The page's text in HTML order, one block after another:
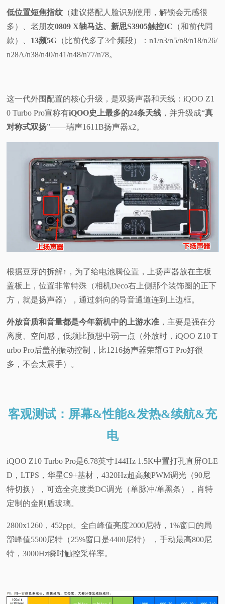
低位置短焦指纹 （建议搭配人脸识别使用，解锁会无感很
多）、老朋友0809 X轴马达、新思S3905触控IC （和前代同
款）、 13频5G （比前代多了3个频段）：n1/n3/n5/n8/n18/n26/
n28A/n38/n40/n41/n48/n77/n78。
这一代外围配置的核心升级，是双扬声器和天线：iQOO Z1
0 Turbo Pro宣称有iQOO史上最多的24条天线 ，并升级成“真
对称式双扬”——瑞声1611B扬声器x2。
根据豆芽的拆解↑，为了给电池腾位置，上扬声器放在主板
盖板上，位置非常特殊（相机Deco右上侧那个装饰圈的正下
方，就是扬声器），通过斜向的导音通道连到上边框。
外放音质和音量都是今年新机中的上游水准 ，主要是强在分
离度、空间感，低频比预想中弱一点（外放时，iQOO Z10 T
urbo Pro后盖的振动控制，比1216扬声器荣耀GT Pro好很
多，不会太震手）。
客观测试：屏幕&性能&发热&续航&充
电
iQOO Z10 Turbo Pro是6.78英寸144Hz 1.5K中置打孔直屏OLE
D，LTPS，华星C9+基材，4320Hz超高频PWM调光（90尼
特切换），可选全亮度类DC调光（单脉冲/单黑条），肖特
定制的金刚盾玻璃。
2800x1260，452ppi。全白峰值亮度2000尼特，1%窗口的局
部峰值5500尼特（25%窗口是4400尼特） ，手动最高800尼
特，3000Hz瞬时触控采样率。